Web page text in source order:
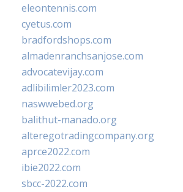
eleontennis.com
cyetus.com
bradfordshops.com
almadenranchsanjose.com
advocatevijay.com
adlibilimler2023.com
naswwebed.org
balithut-manado.org
alteregotradingcompany.org
aprce2022.com
ibie2022.com
sbcc-2022.com